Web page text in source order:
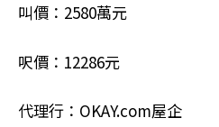
叫價：2580萬元
呎價：12286元
代理行：OKAY.com屋企